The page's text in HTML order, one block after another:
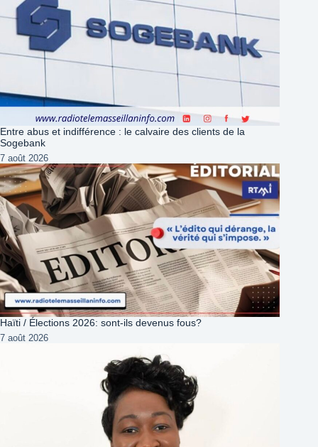
Entre abus et indifférence : le calvaire des clients de la
Sogebank
7 août 2026
Haïti / Élections 2026: sont-ils devenus fous?
7 août 2026